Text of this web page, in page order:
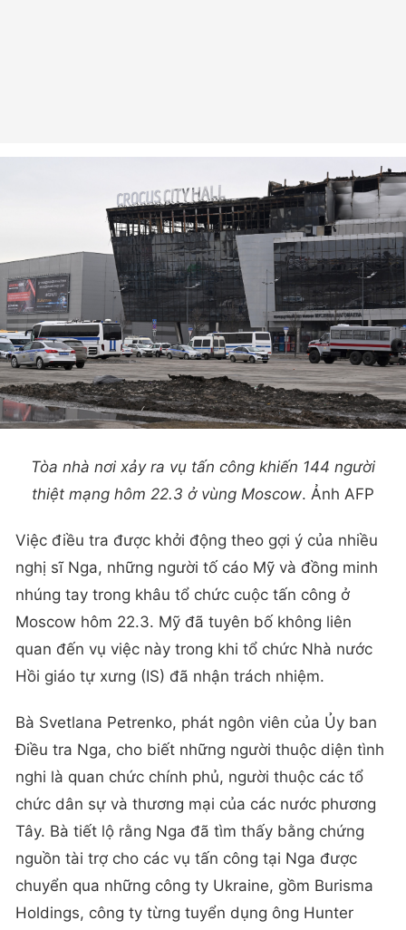
Tòa nhà nơi xảy ra vụ tấn công khiến 144 người
thiệt mạng hôm 22.3 ở vùng Moscow. Ảnh AFP
Việc điều tra được khởi động theo gợi ý của nhiều
nghị sĩ Nga, những người tố cáo Mỹ và đồng minh
nhúng tay trong khâu tổ chức cuộc tấn công ở
Moscow hôm 22.3. Mỹ đã tuyên bố không liên
quan đến vụ việc này trong khi tổ chức Nhà nước
Hồi giáo tự xưng (IS) đã nhận trách nhiệm.
Bà Svetlana Petrenko, phát ngôn viên của Ủy ban
Điều tra Nga, cho biết những người thuộc diện tình
nghi là quan chức chính phủ, người thuộc các tổ
chức dân sự và thương mại của các nước phương
Tây. Bà tiết lộ rằng Nga đã tìm thấy bằng chứng
nguồn tài trợ cho các vụ tấn công tại Nga được
chuyển qua những công ty Ukraine, gồm Burisma
Holdings, công ty từng tuyển dụng ông Hunter